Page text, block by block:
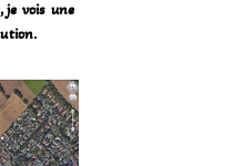
je vois une